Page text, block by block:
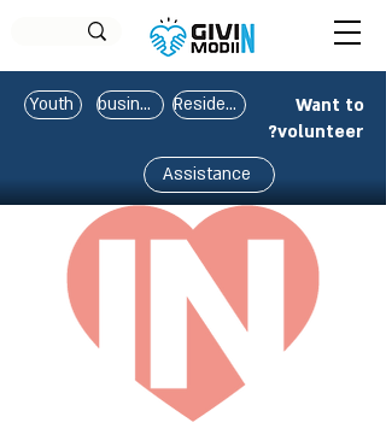
Youth business Residents
Want to
volunteer?
Assistance